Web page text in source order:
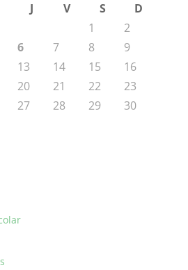
J V S
D
1
2
6 7 8
9
13 14 15
16
20 21 22
23
27 28 29
30